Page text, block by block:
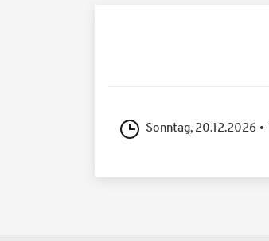
Sonntag, 20.12.2026